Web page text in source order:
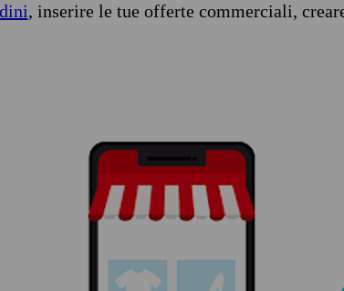
, inserire le tue offerte commerciali,